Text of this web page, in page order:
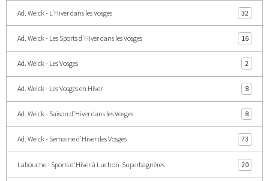
Ad. Weick - L'Hiver dans les Vosges 32
Ad. Weick - Les Sports d'Hiver dans les Vosges 16
Ad. Weick - Les Vosges 2
Ad. Weick - Les Vosges en Hiver 8
Ad. Weick - Saison d'Hiver dans les Vosges 8
Ad. Weick - Semaine d'Hiver des Vosges 73
Labouche - Sports d'Hiver à Luchon-Superbagnères 20